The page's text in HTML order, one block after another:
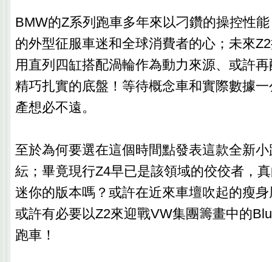
BMW的Z系列跑車多年來以刁鑽的操控性
的外型征服車迷和全球消費者的心；未來
用直列四缸搭配渦輪作為動力來源、或許
精巧扎實的底盤！等待概念車和實際數據
產想必不遠。
至於為何要選在這個時間點發表這款全新
紜；畢竟現行Z4早已是該領域的佼佼者，
迷你的版本嗎？或許在近來車壇吹起的瘦
或許有必要以Z2來迎戰VW集團籌畫中的
跑車！